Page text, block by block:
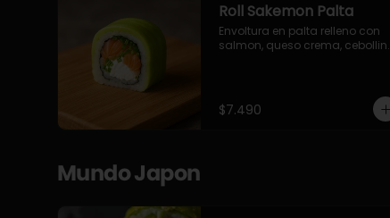
Roll Sakemon Palta
Envoltura en palta relleno con
salmon, queso crema, cebollin.
$7.490
Mundo Japon